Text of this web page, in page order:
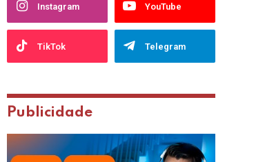
Instagram YouTube
TikTok Telegram
Publicidade